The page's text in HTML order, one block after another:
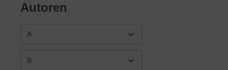
Autoren
A
B